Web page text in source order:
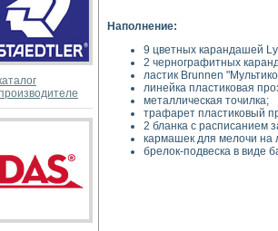
Наполнение:
9 цветных карандашей
2 чернографитных
ластик Brunnen
линейка пластиковая
металлическая точилка;
трафарет пластиковый
2 бланка с расписанием
кармашек для мелочи на
брелок-подвеска в виде